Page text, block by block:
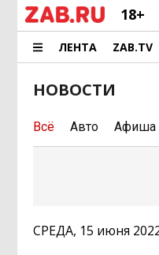
18+
ЛЕНТА ZAB.TV
НОВОСТИ
Всё Авто Афиша
СРЕДА, 15 июня